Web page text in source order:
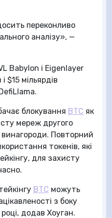
переконливо
аналізу», —
Babylon і Eigenlayer
$15 мільярдів
блокування BTC як
мереж другого
винагороди. Повторний
токенів, які
для захисту
BTC можуть
з боку
додав Хоуган.